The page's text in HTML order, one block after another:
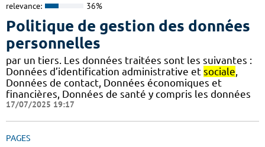
relevance: 36%
Politique de gestion des données
personnelles
par un tiers. Les données traitées sont les suivantes :
Données d’identification administrative et sociale,
Données de contact, Données économiques et
financières, Données de santé y compris les données
17/07/2025 19:17
PAGES